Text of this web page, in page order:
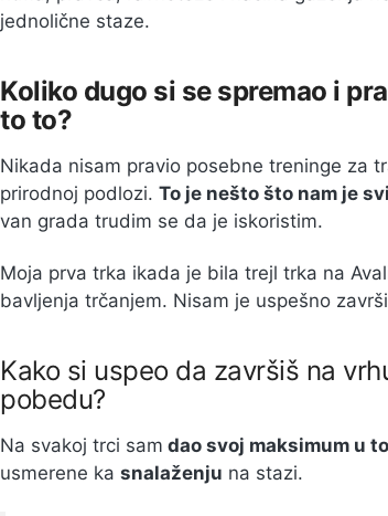
jednolične staze.
Koliko dugo si se spremao i
to to?
Nikada nisam pravio posebne treninge za
prirodnoj podlozi. To je nešto što nam je
van grada trudim se da je iskoristim.
Moja prva trka ikada je bila trejl trka na
bavljenja trčanjem. Nisam je uspešno
Kako si uspeo da završiš na
pobedu?
Na svakoj trci sam dao svoj maksimum u
usmerene ka snalaženju na stazi.